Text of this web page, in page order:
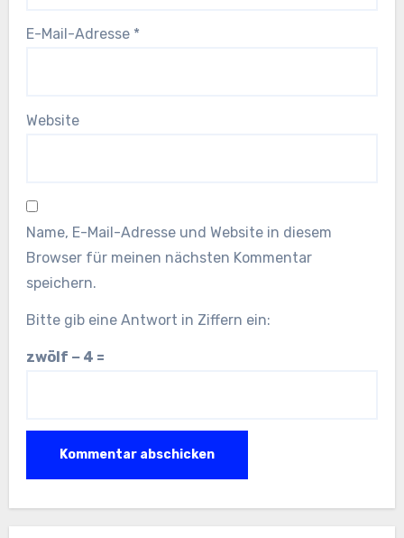
E-Mail-Adresse *
Website
Name, E-Mail-Adresse und Website in diesem
Browser für meinen nächsten Kommentar
speichern.
Bitte gib eine Antwort in Ziffern ein:
zwölf − 4 =